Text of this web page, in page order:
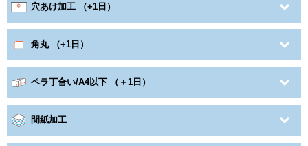
穴あけ加工 （+1日）
角丸 （+1日）
ペラ丁合い/A4以下 （＋1日）
間紙加工